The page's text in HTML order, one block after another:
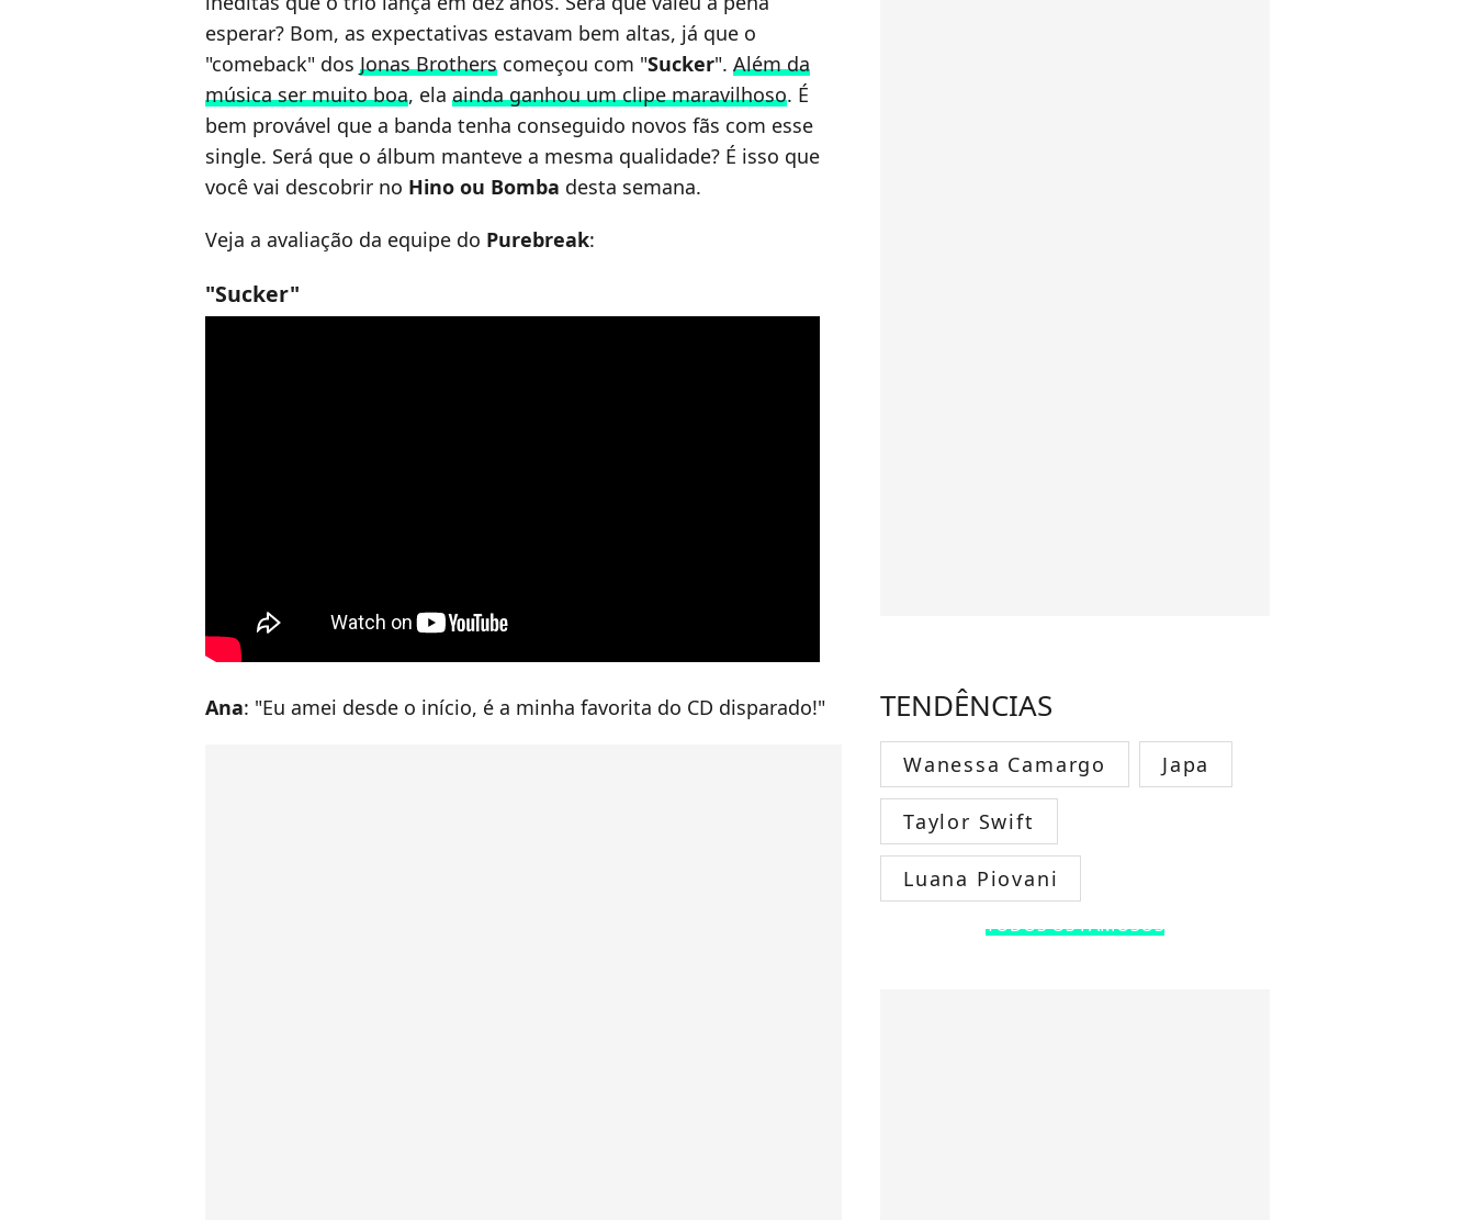
esperar? Bom, as expectativas estavam bem altas, já que o
"comeback" dos Jonas Brothers começou com "Sucker". Além da
música ser muito boa, ela ainda ganhou um clipe maravilhoso. É
bem provável que a banda tenha conseguido novos fãs com esse
single. Será que o álbum manteve a mesma qualidade? É isso que
você vai descobrir no Hino ou Bomba desta semana.
Veja a avaliação da equipe do Purebreak:
"Sucker"
Ana: "Eu amei desde o início, é a minha favorita do CD disparado!" TENDÊNCIAS
Wanessa Camargo Japa
Taylor Swift
Luana Piovani
TODOS OS FAMOSOS